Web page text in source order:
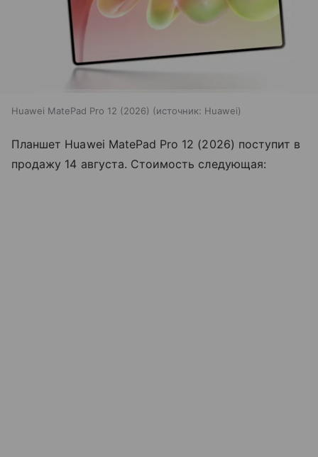
Huawei MatePad Pro 12 (2026) источник: Huawei
Планшет Huawei MatePad Pro 12 (2026) поступит в
продажу 14 августа. Стоимость следующая: